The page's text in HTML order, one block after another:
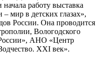
работу выставка
мир в детских глазах»,
России. Она проводится
Вологодского
России», АНО «Центр
XXI век».